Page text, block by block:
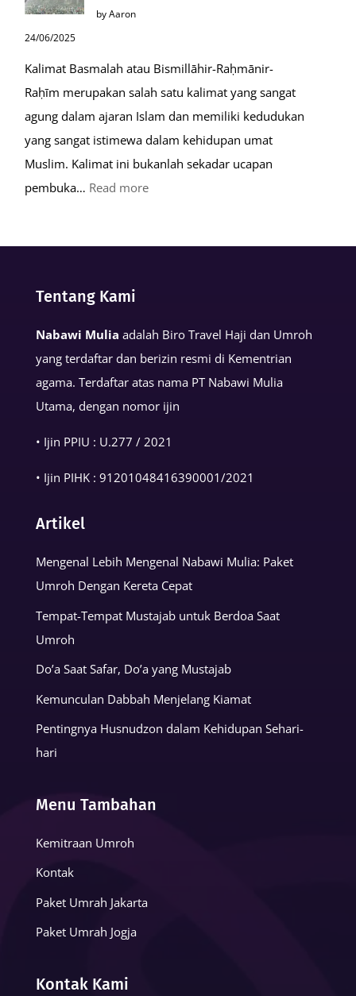
by Aaron
24/06/2025
Kalimat Basmalah atau Bismillāhir-Raḥmānir-
Raḥīm merupakan salah satu kalimat yang sangat
agung dalam ajaran Islam dan memiliki kedudukan
yang sangat istimewa dalam kehidupan umat
Muslim. Kalimat ini bukanlah sekadar ucapan
pembuka… Read more:
Muslim
Tentang Kami
Nabawi Mulia adalah Biro Travel Haji dan Umroh
yang terdaftar dan berizin resmi di Kementrian
agama. Terdaftar atas nama PT Nabawi Mulia
Utama, dengan nomor ijin
• Ijin PPIU : U.277 / 2021
• Ijin PIHK : 91201048416390001/2021
Artikel
Mengenal Lebih Mengenal Nabawi Mulia: Paket
Umroh Dengan Kereta Cepat
Tempat-Tempat Mustajab untuk Berdoa Saat
Umroh
Do’a Saat Safar, Do’a yang Mustajab
Kemunculan Dabbah Menjelang Kiamat
Pentingnya Husnudzon dalam Kehidupan Sehari-
hari
Menu Tambahan
Kemitraan Umroh
Kontak
Paket Umrah Jakarta
Paket Umrah Jogja
Kontak Kami